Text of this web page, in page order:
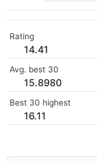
Rating
14.41
Avg. best 30
15.8980
Best 30 highest
16.11